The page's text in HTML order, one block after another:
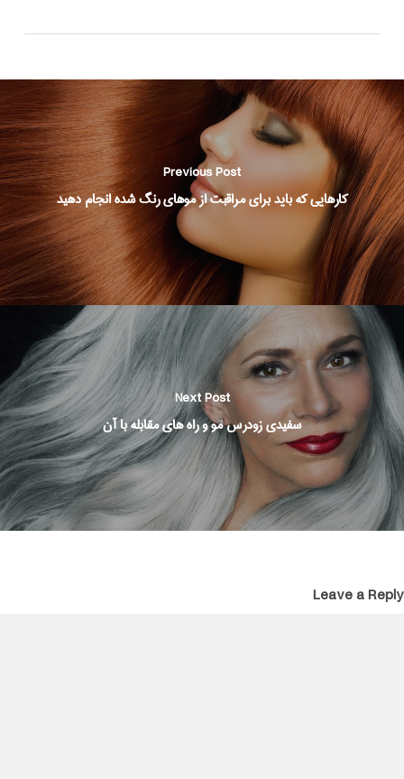
Previous Post
کارهایی که باید برای مراقبت از موهای رنگ شده انجام دهید
Next Post
سفیدی زودرس مو و راه های مقابله با آن
Leave a Reply